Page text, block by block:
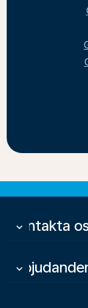
Kontakta
keyboard_arrow_down
keyboard_arrow_down